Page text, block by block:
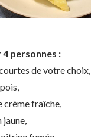
personnes :
de votre choix,
crème fraîche,
jaune,